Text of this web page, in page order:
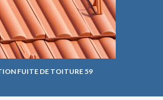
FUITE DE TOITURE 59